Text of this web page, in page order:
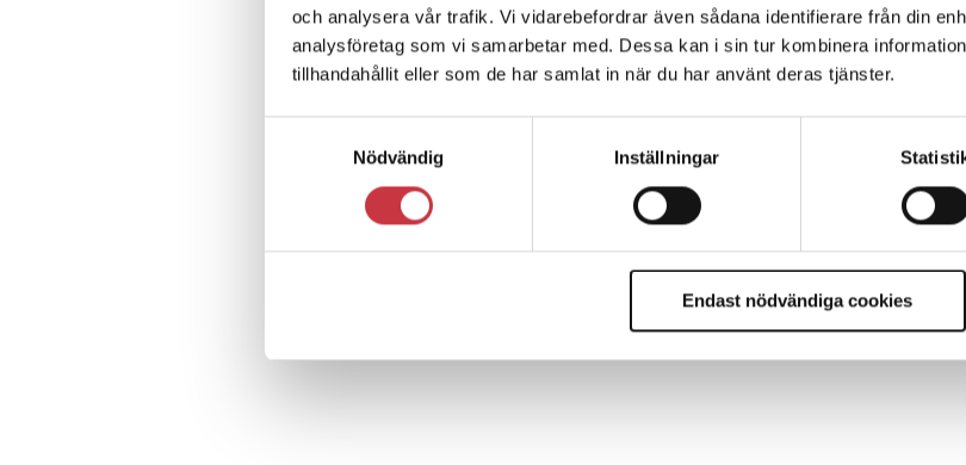
och analysera vår trafik. Vi vidarebefordrar även sådana identifierare från din
analysföretag som vi samarbetar med. Dessa kan i sin tur kombinera
tillhandahållit eller som de har samlat in när du har använt deras tjänster.
Nödvändig
Inställningar
Endast nödvändiga cookies